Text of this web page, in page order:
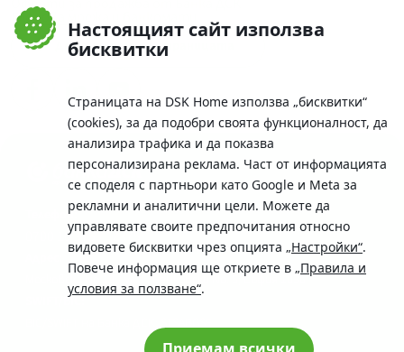
Настоящият сайт използва
бисквитки
Страницата на DSK Home използва „бисквитки“
(cookies), за да подобри своята функционалност, да
анализира трафика и да показва
персонализирана реклама. Част от информацията
се споделя с партньори като Google и Meta за
рекламни и аналитични цели. Можете да
управлявате своите предпочитания относно
видовете бисквитки чрез опцията „Настройки“.
Повече информация ще откриете в „Правила и
условия за ползване“.
Клонова мрежа и банкомати
До началото на страницата
Телефон:
0700 10 375 / *2375
Московска No.19 / ул. Г. Бенковски No. 5, София 1036
SWIFT/BIC:
BIC/SWIFT на Банка ДСК: STSABGSF